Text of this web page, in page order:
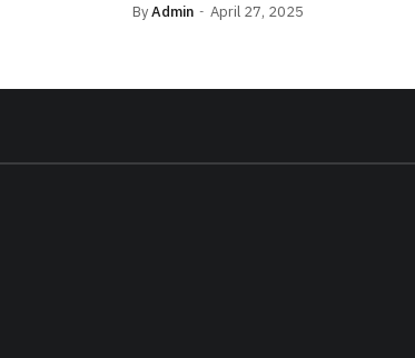
ByAdmin April 27, 2025